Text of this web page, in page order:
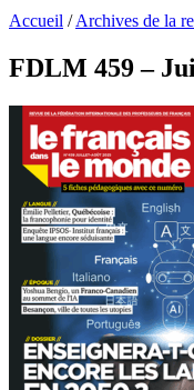
Accueil /Archives de la
FDLM 459 –